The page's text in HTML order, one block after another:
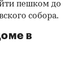
пешком до
собора.
в